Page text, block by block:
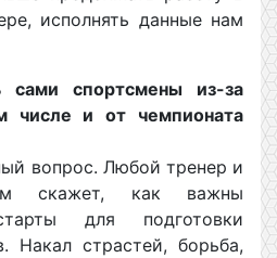
исполнять данные нам
спортсмены из-за
числе и от чемпионата
вопрос. Любой тренер и
скажет, как важны
для подготовки
Накал страстей, борьба,